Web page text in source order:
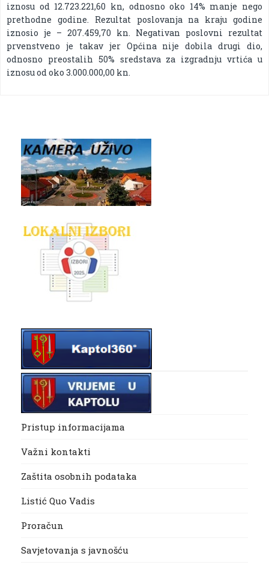
iznosu od 12.723.221,60 kn, odnosno oko 14% manje nego
prethodne godine. Rezultat poslovanja na kraju godine
iznosio je – 207.459,70 kn. Negativan poslovni rezultat
prvenstveno je takav jer Općina nije dobila drugi dio,
odnosno preostalih 50% sredstava za izgradnju vrtića u
iznosu od oko 3.000.000,00 kn.
Pristup informacijama
Važni kontakti
Zaštita osobnih podataka
Listić Quo Vadis
Proračun
Savjetovanja s javnošću